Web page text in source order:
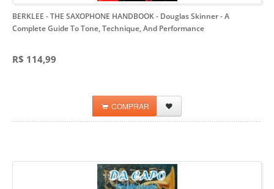
BERKLEE - THE SAXOPHONE HANDBOOK - Douglas Skinner- A
Complete Guide To Tone, Technique, And Performance
R$ 114,99
COMPRAR